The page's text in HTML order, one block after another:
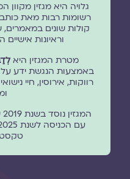
גלויה היא מגזין מקוון
רשומות רבות מאת
קולות שונים במאמרים,
וראיונות
מטרת המגזין היא
באמצעות הנגשת ידע על
רווקות, אירוסין, חיי